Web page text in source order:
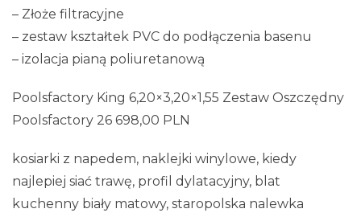
– Złoże filtracyjne
– zestaw kształtek PVC do podłączenia basenu
– izolacja pianą poliuretanową
Poolsfactory King 6,20×3,20×1,55 Zestaw Oszczędny
Poolsfactory 26 698,00 PLN
kosiarki z napedem, naklejki winylowe, kiedy
najlepiej siać trawę, profil dylatacyjny, blat
kuchenny biały matowy, staropolska nalewka